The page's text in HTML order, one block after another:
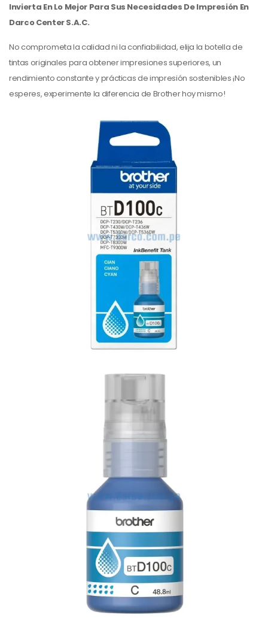
Invierta En Lo Mejor Para Sus Necesidades De Impresión En
Darco Center S.A.C.
No comprometa la calidad ni la confiabilidad, elija la botella de
tintas originales para obtener impresiones superiores, un
rendimiento constante y prácticas de impresión sostenibles ¡No
esperes, experimente la diferencia de Brother hoy mismo!